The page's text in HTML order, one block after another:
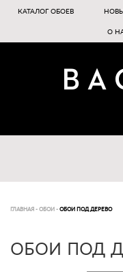
КАТАЛОГ ОБОЕВ
О
ГЛАВНАЯ - ОБОИ - ОБОИ ПОД ДЕРЕВО
ОБОИ ПОД